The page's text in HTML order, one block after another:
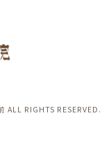
RIGHTS RESERVED.